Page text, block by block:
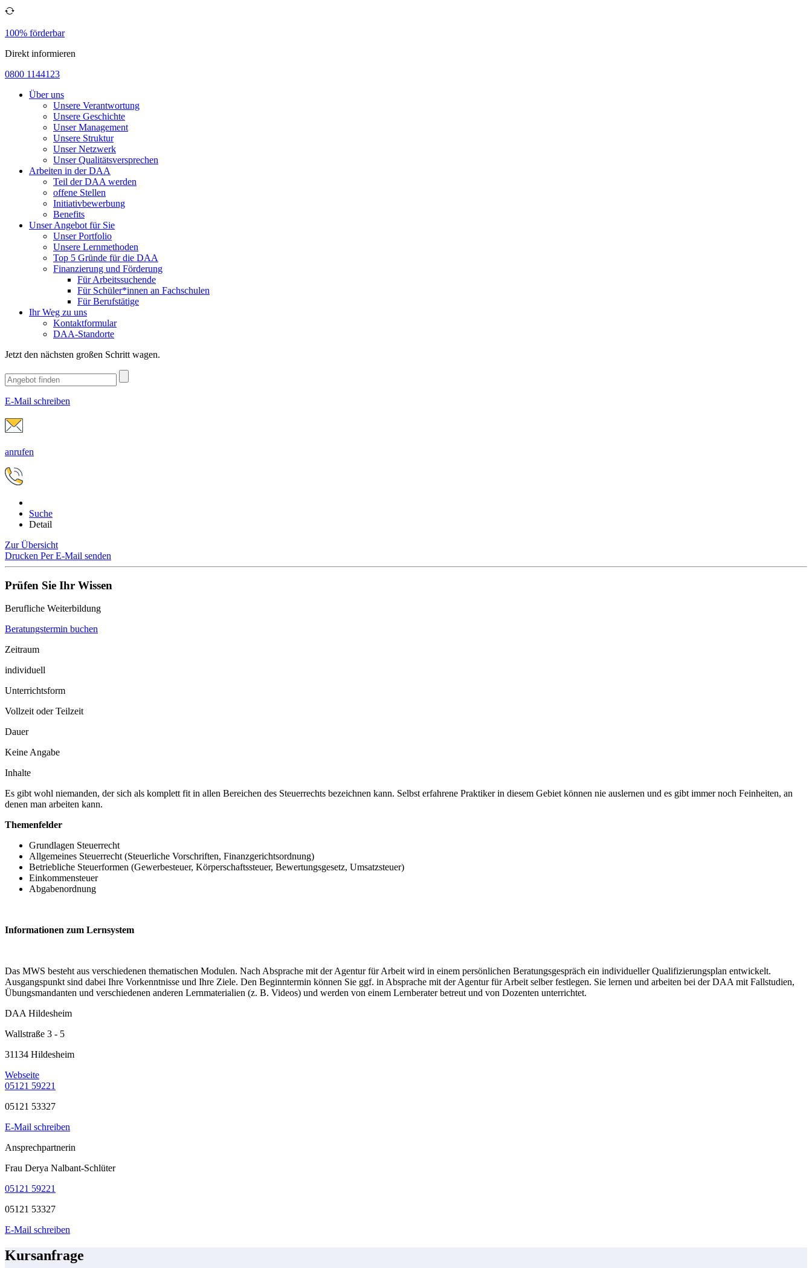
100% förderbar
Direkt informieren
0800 1144123
Über uns
Unsere Verantwortung
Unsere Geschichte
Unser Management
Unsere Struktur
Unser Netzwerk
Unser Qualitätsversprechen
Arbeiten in der DAA
Teil der DAA werden
offene Stellen
Initiativbewerbung
Benefits
Unser Angebot für Sie
Unser Portfolio
Unsere Lernmethoden
Top 5 Gründe für die DAA
Finanzierung und Förderung
Für Arbeitssuchende
Für Schüler*innen an Fachschulen
Für Berufstätige
Ihr Weg zu uns
Kontaktformular
DAA-Standorte
Jetzt den nächsten großen Schritt wagen.
E-Mail schreiben
anrufen
Suche
Detail
Zur Übersicht
Drucken Per E-Mail senden
Prüfen Sie Ihr Wissen
Berufliche Weiterbildung
Beratungstermin buchen
Zeitraum
individuell
Unterrichtsform
Vollzeit oder Teilzeit
Dauer
Keine Angabe
Inhalte
Es gibt wohl niemanden, der sich als komplett fit in allen Bereichen des Steuerrechts bezeichnen kann. Selbst erfahrene Praktiker in diesem Gebiet können nie auslernen und es gibt immer noch Feinheiten, an
denen man arbeiten kann.
Themenfelder
Grundlagen Steuerrecht
Allgemeines Steuerrecht (Steuerliche Vorschriften, Finanzgerichtsordnung)
Betriebliche Steuerformen (Gewerbesteuer, Körperschaftssteuer, Bewertungsgesetz, Umsatzsteuer)
Einkommensteuer
Abgabenordnung
Informationen zum Lernsystem
Das MWS besteht aus verschiedenen thematischen Modulen. Nach Absprache mit der Agentur für Arbeit wird in einem persönlichen Beratungsgespräch ein individueller Qualifizierungsplan entwickelt.
Ausgangspunkt sind dabei Ihre Vorkenntnisse und Ihre Ziele. Den Beginntermin können Sie ggf. in Absprache mit der Agentur für Arbeit selber festlegen. Sie lernen und arbeiten bei der DAA mit Fallstudien,
Übungsmandanten und verschiedenen anderen Lernmaterialien (z. B. Videos) und werden von einem Lernberater betreut und von Dozenten unterrichtet.
DAA Hildesheim
Wallstraße 3 - 5
31134 Hildesheim
Webseite
05121 59221
05121 53327
E-Mail schreiben
Ansprechpartnerin
Frau Derya Nalbant-Schlüter
05121 59221
05121 53327
E-Mail schreiben
Kursanfrage